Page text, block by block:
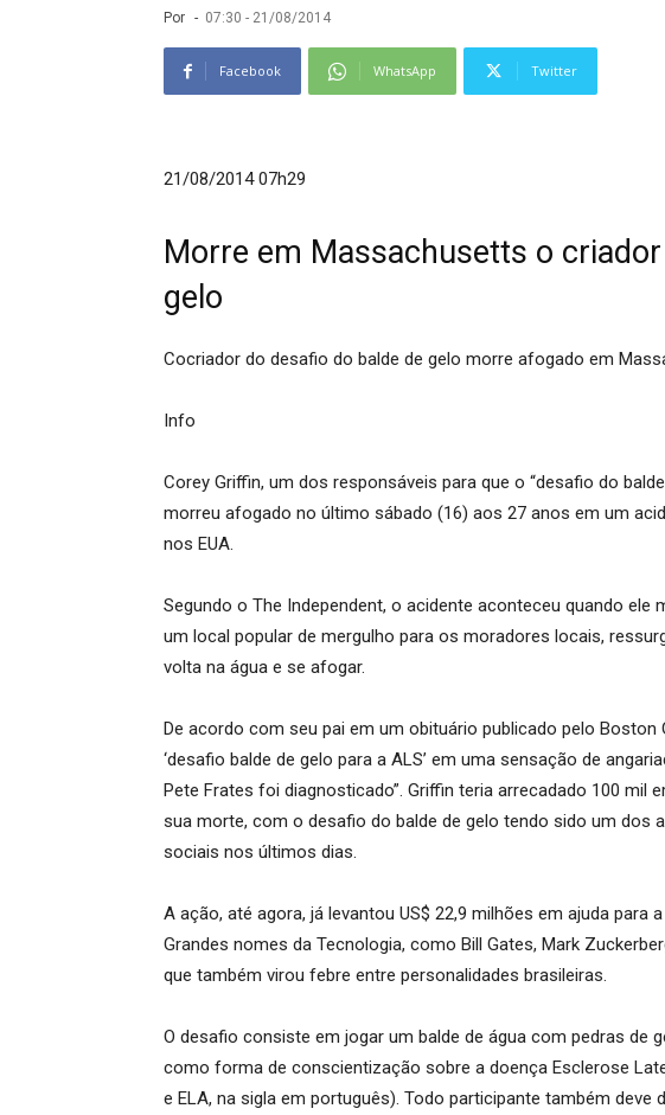
Por - 07:30 - 21/08/2014
Facebook WhatsApp Twitter
21/08/2014 07h29
Morre em Massachusetts o
gelo
Cocriador do desafio do balde de gelo morre afogado em
Info
Corey Griffin, um dos responsáveis para que o “desafio do
morreu afogado no último sábado (16) aos 27 anos em um
nos EUA.
Segundo o The Independent, o acidente aconteceu quando ele
um local popular de mergulho para os moradores locais,
volta na água e se afogar.
De acordo com seu pai em um obituário publicado pelo Boston
‘desafio balde de gelo para a ALS’ em uma sensação de
Pete Frates foi diagnosticado”. Griffin teria arrecadado 100 mil
sua morte, com o desafio do balde de gelo tendo sido um dos
sociais nos últimos dias.
A ação, até agora, já levantou US$ 22,9 milhões em ajuda para
Grandes nomes da Tecnologia, como Bill Gates, Mark
que também virou febre entre personalidades brasileiras.
O desafio consiste em jogar um balde de água com pedras de
como forma de conscientização sobre a doença Esclerose
e ELA, na sigla em português). Todo participante também deve